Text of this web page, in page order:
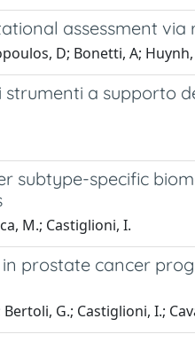
assessment
D; Bonetti, A;
strumenti a supporto
subtype-specific
M.; Castiglioni, I.
prostate cancer
G.; Castiglioni, I.;